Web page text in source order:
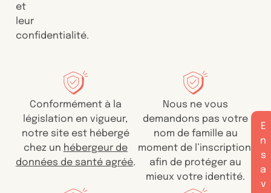
et
leur
confidentialité.
Conformément à la
législation en vigueur,
notre site est hébergé
chez un hébergeur de
données de santé agréé.
Nous ne vous
demandons pas votre
nom de famille au
moment de l’inscription,
afin de protéger au
mieux votre identité.
E
n
s
a
v